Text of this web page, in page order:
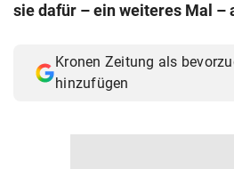
sie dafür – ein weiteres Mal –
Kronen Zeitung als
hinzufügen